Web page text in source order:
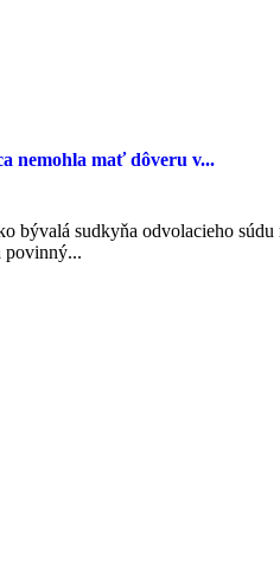
nemohla mať dôveru v...
bývalá sudkyňa odvolacieho
povinný...